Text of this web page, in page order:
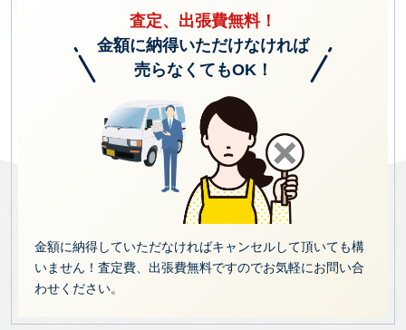
査定、出張費無料！
金額に納得いただけなければ
売らなくてもOK！
金額に納得していただなければキャンセルして頂いても構
いません！査定費、出張費無料ですのでお気軽にお問い合
わせください。